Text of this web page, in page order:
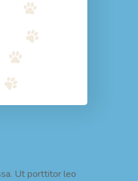
Ut porttitor leo